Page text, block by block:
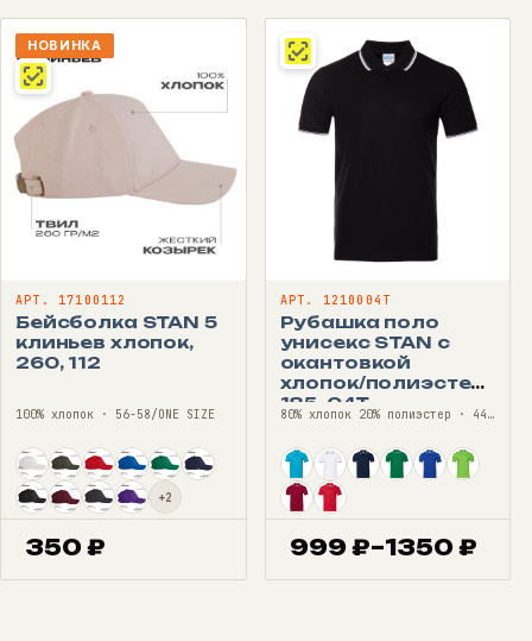
960 ₽
НОВИНКА
АРТ. 17100112
Бейсболка STAN 5
клиньев хлопок,
260, 112
100% хлопок · 56-58/ONE SIZE
+2
350 ₽
АРТ. 1210004T
Рубашка поло
унисекс STAN с
окантовкой
хлопок/полиэстер
185, 04T
80% хлопок 20% полиэстер · 44—60
999₽–1350 ₽
Диапазон
цен: